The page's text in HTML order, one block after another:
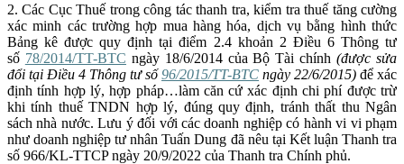
2. Các Cục Thuế trong công tác thanh tra, kiểm tra thuế tăng cường
xác minh các trường hợp mua hàng hóa, dịch vụ bằng hình thức
Bảng kê được quy định tại điểm 2.4 khoản 2 Điều 6 Thông tư
số 78/2014/TT-BTC ngày 18/6/2014 của Bộ Tài chính(được sửa
đổi tại Điều 4 Thông tư số96/2015/TT-BTC ngày 22/6/2015) để xác
định tính hợp lý, hợp pháp…làm căn cứ xác định chi phí được trừ
khi tính thuế TNDN hợp lý, đúng quy định, tránh thất thu Ngân
sách nhà nước. Lưu ý đối với các doanh nghiệp có hành vi vi phạm
như doanh nghiệp tư nhân Tuấn Dung đã nêu tại Kết luận Thanh tra
số 966/KL-TTCP ngày 20/9/2022 của Thanh tra Chính phủ.